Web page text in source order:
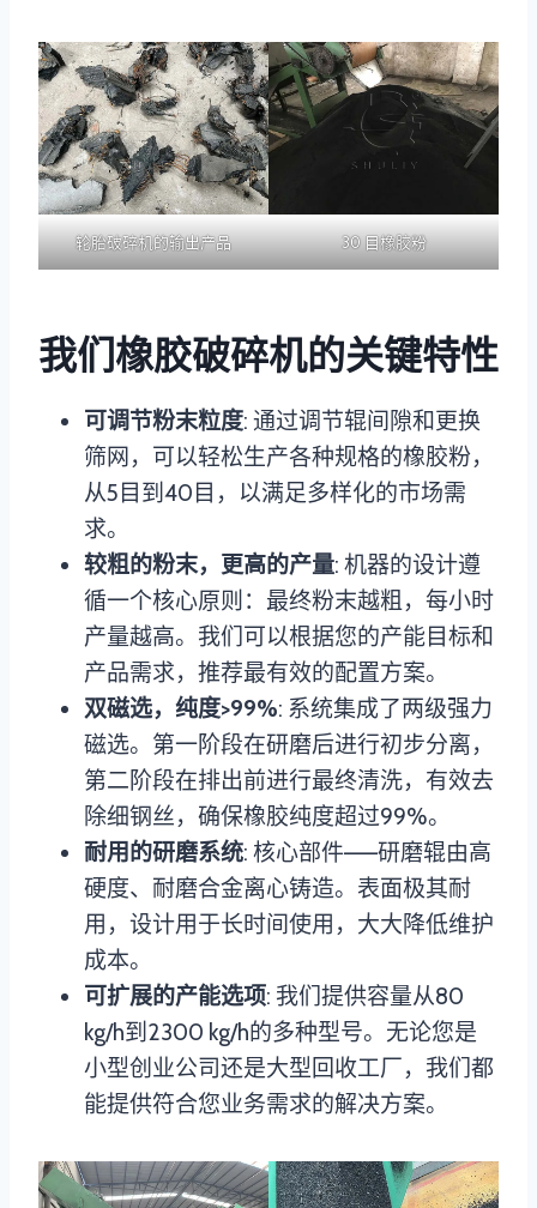
轮胎破碎机的输出产品 30 目橡胶粉
我们橡胶破碎机的关键特性
可调节粉末粒度: 通过调节辊间隙和更换
筛网，可以轻松生产各种规格的橡胶粉，
从5目到40目，以满足多样化的市场需
求。
较粗的粉末，更高的产量: 机器的设计遵
循一个核心原则：最终粉末越粗，每小时
产量越高。我们可以根据您的产能目标和
产品需求，推荐最有效的配置方案。
双磁选，纯度>99%: 系统集成了两级强力
磁选。第一阶段在研磨后进行初步分离，
第二阶段在排出前进行最终清洗，有效去
除细钢丝，确保橡胶纯度超过99%。
耐用的研磨系统: 核心部件——研磨辊由高
硬度、耐磨合金离心铸造。表面极其耐
用，设计用于长时间使用，大大降低维护
成本。
可扩展的产能选项: 我们提供容量从80
kg/h到2300 kg/h的多种型号。无论您是
小型创业公司还是大型回收工厂，我们都
能提供符合您业务需求的解决方案。